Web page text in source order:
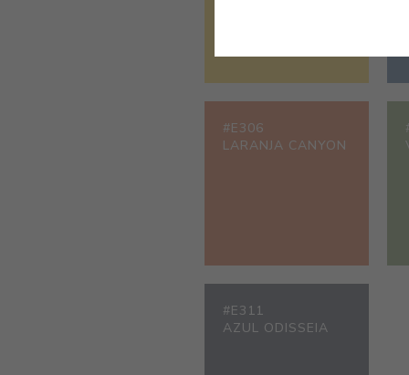
#E306
LARANJA CANYON
#E311
AZUL ODISSEIA